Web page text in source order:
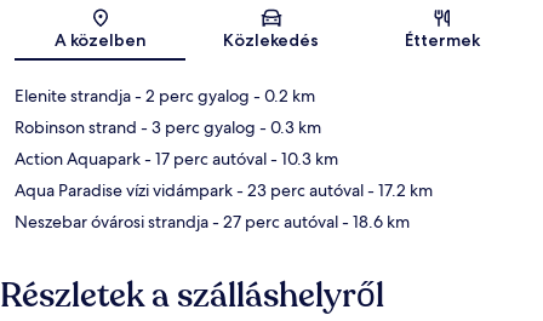
Térkép
A közelben Közlekedés Éttermek
Elenite strandja- 2 perc gyalog - 0.2 km
Robinson strand - 3 perc gyalog - 0.3 km
Action Aquapark- 17 perc autóval- 10.3 km
Aqua Paradise vízi vidámpark- 23 perc autóval- 17.2 km
Neszebar óvárosi strandja- 27 perc autóval- 18.6 km
Részletek a szálláshelyről